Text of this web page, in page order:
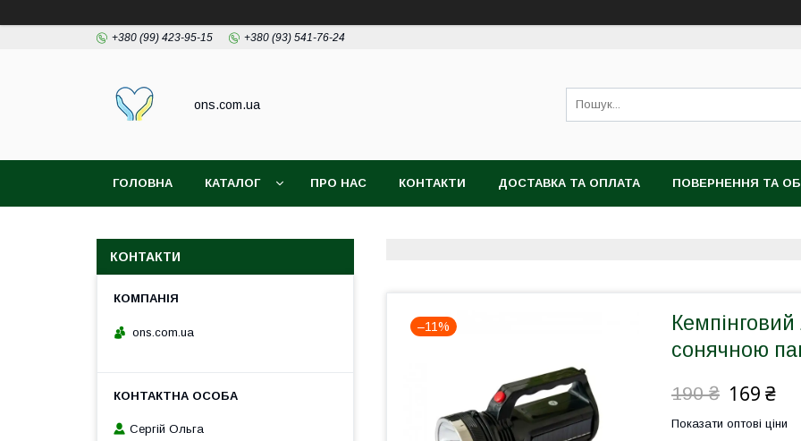
+380 (99) 423-95-15 +380 (93) 541-76-24
ons.com.ua
ГОЛОВНА КАТАЛОГ ПРО НАС КОНТАКТИ ДОСТАВКА ТА ОПЛАТА ПОВЕРНЕННЯ ТА
–11%
Кемпінговий
сонячною
190 ₴ 169 ₴
Показати оптові ціни
КОНТАКТИ
ons.com.ua
Сергій Ольга